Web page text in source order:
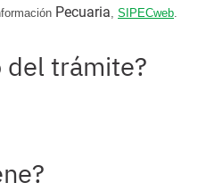
Pecuaria, SIPECweb.
del trámite?